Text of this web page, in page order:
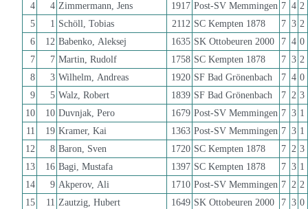
4
4 Zimmermann, Jens 1917 Post-SV Memmingen 7 4 2
5
1 Schöll, Tobias 2112 SC Kempten 1878 7 3 2
6
12 Babenko, Aleksej 1635 SK Ottobeuren 2000 7 4 0
7
7 Martin, Rudolf 1758 SC Kempten 1878 7 3 2
8
3 Wilhelm, Andreas 1920 SF Bad Grönenbach 7 4 0
9
5 Walz, Robert 1839 SF Bad Grönenbach 7 2 3
10
10 Duvnjak, Pero 1679 Post-SV Memmingen 7 3 1
11
19 Kramer, Kai 1363 Post-SV Memmingen 7 3 1
12
8 Baron, Sven 1720 SC Kempten 1878 7 2 3
13
16 Bagi, Mustafa 1397 SC Kempten 1878 7 3 1
14
9 Akperov, Ali 1710 Post-SV Memmingen 7 2 2
15
11 Zautzig, Hubert 1649 SK Ottobeuren 2000 7 3 0